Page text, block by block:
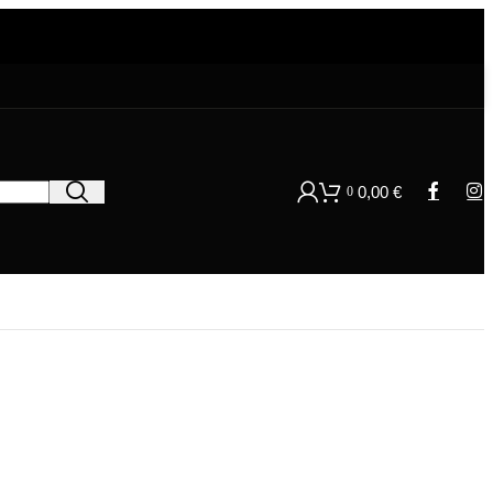
0 0,00€